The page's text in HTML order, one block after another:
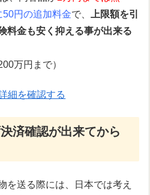
50円の追加料金で、
上限額を引
料金も安く抑える事が出来る
万円まで）
細を確認する
済確認が出来てから
を送る際には、日本では考え